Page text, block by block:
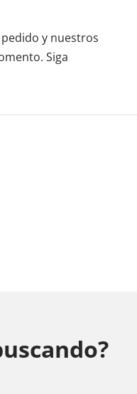
y nuestros
Siga